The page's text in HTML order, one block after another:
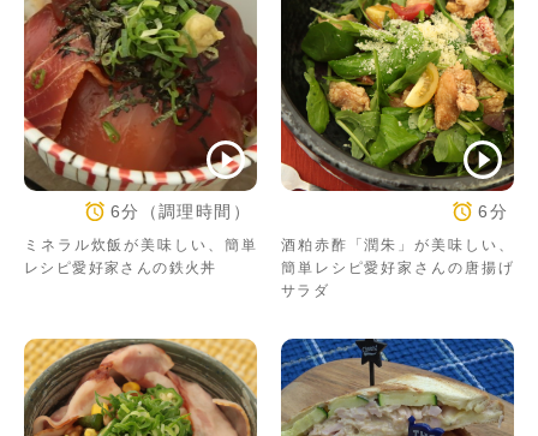
6分（調理時間）
ミネラル炊飯が美味しい、簡単
レシピ愛好家さんの鉄火丼
6分
酒粕赤酢「潤朱」が美味しい、
簡単レシピ愛好家さんの唐揚げ
サラダ